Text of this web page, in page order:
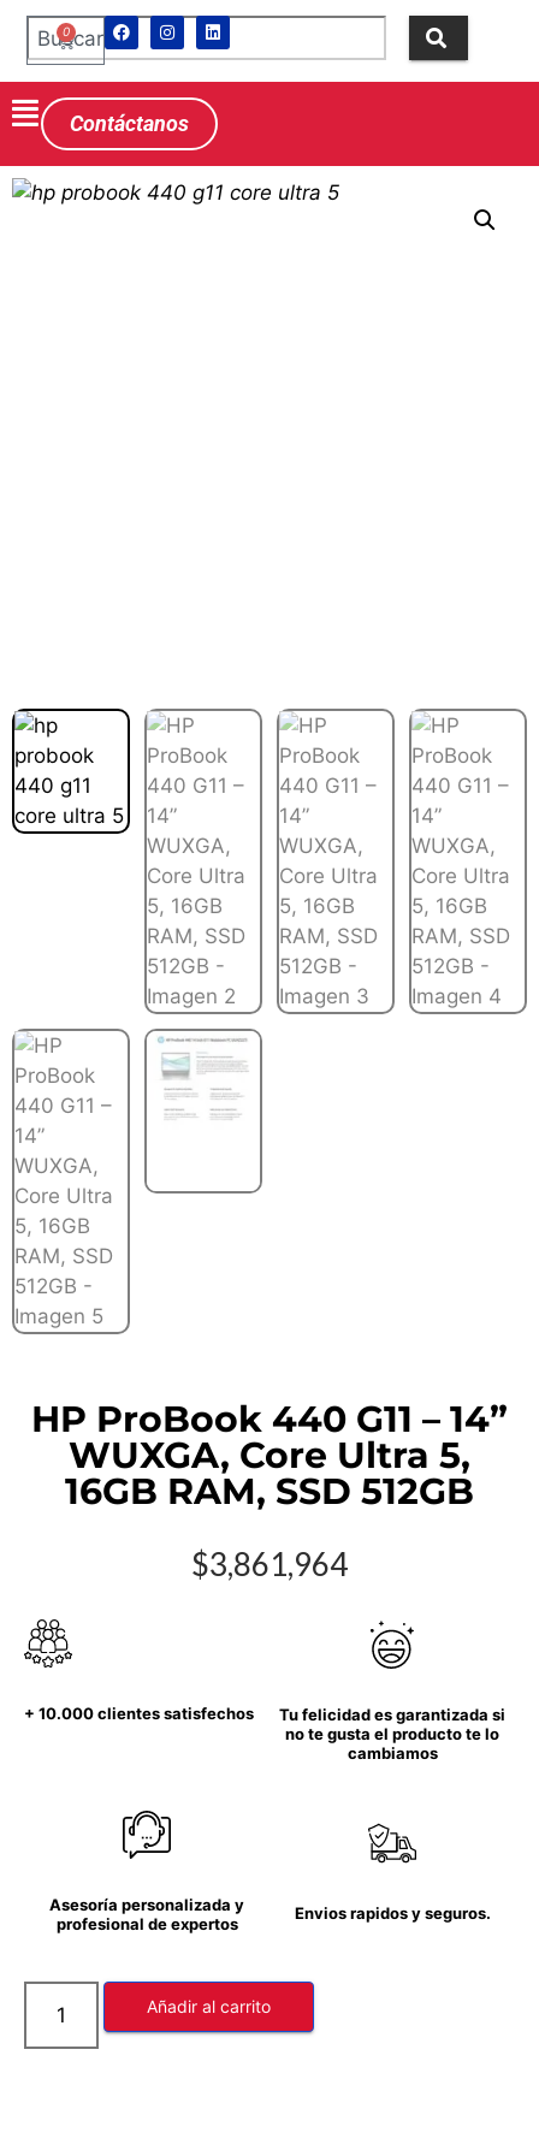
0
Contáctanos
HP ProBook 440 G11 – 14”
WUXGA, Core Ultra 5,
16GB RAM, SSD 512GB
$3,861,964
+ 10.000 clientes satisfechos
Tu felicidad es garantizada si
no te gusta el producto te lo
cambiamos
Asesoría personalizada y
profesional de expertos
Envios rapidos y seguros.
Añadir al carrito